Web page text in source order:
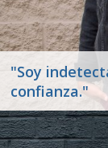
"Soy
confianza."